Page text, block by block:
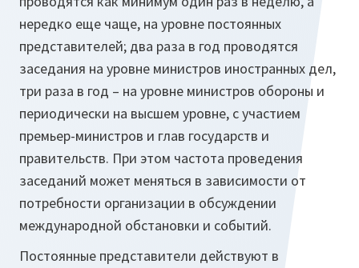
нередко еще чаще, на уровне постоянных
представителей; два раза в год проводятся
заседания на уровне министров иностранных дел,
три раза в год – на уровне министров обороны и
периодически на высшем уровне, с участием
премьер-министров и глав государств и
правительств. При этом частота проведения
заседаний может меняться в зависимости от
потребности организации в обсуждении
международной обстановки и событий.
Постоянные представители действуют в